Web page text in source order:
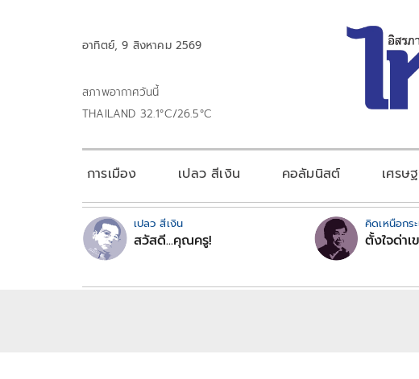
อาทิตย์, 9 สิงหาคม 2569
สภาพอากาศวันนี้
THAILAND 32.1°C/26.5°C
การเมือง เปลว สีเงิน คอลัมนิสต์ เศรษ
เปลว สีเงิน
สวัสดี...คุณครู!
คิดเหนือกร
ตั้งใจด่าเ